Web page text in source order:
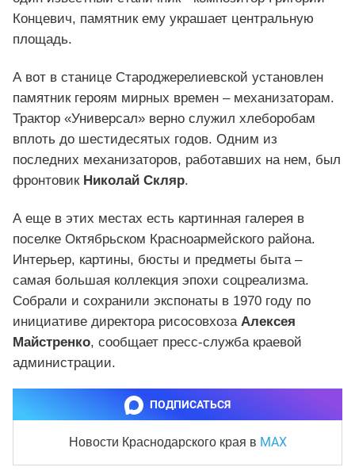
Концевич, памятник ему украшает центральную
площадь.
А вот в станице Староджерелиевской установлен
памятник героям мирных времен – механизаторам.
Трактор «Универсал» верно служил хлеборобам
вплоть до шестидесятых годов. Одним из
последних механизаторов, работавших на нем, был
фронтовик Николай Скляр.
А еще в этих местах есть картинная галерея в
поселке Октябрьском Красноармейского района.
Интерьер, картины, бюсты и предметы быта –
самая большая коллекция эпохи соцреализма.
Собрали и сохранили экспонаты в 1970 году по
инициативе директора рисосовхоза Алексея
Майстренко, сообщает пресс-служба краевой
администрации.
ПОДПИСАТЬСЯ
Новости Краснодарского края в MAX